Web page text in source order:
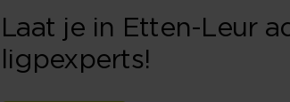
Laat je in Etten-Leur
ligpexperts!